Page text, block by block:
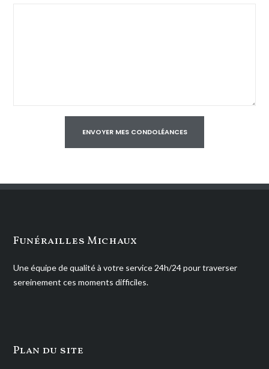
Funérailles Michaux
Une équipe de qualité à votre service 24h/24 pour traverser
sereinement ces moments difficiles.
Plan du site